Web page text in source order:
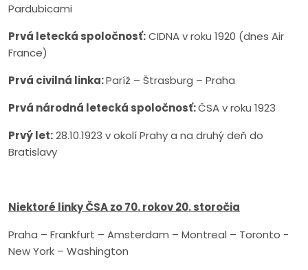
Pardubicami
Prvá letecká spoločnosť:CIDNA v roku 1920 (dnes Air
France)
Prvá civilná linka:Paríž – Štrasburg – Praha
Prvá národná letecká spoločnosť:ČSA v roku 1923
Prvýlet:28.10.1923 v okolí Prahy a na druhý deň do
Bratislavy
Niektoré linky ČSA zo 70. rokov 20. storočia
Praha – Frankfurt – Amsterdam – Montreal – Toronto -
New York – Washington